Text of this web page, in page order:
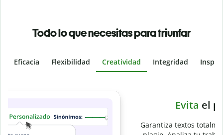
Todo lo que necesitas para triunfar
Eficacia Flexibilidad Creatividad Integridad